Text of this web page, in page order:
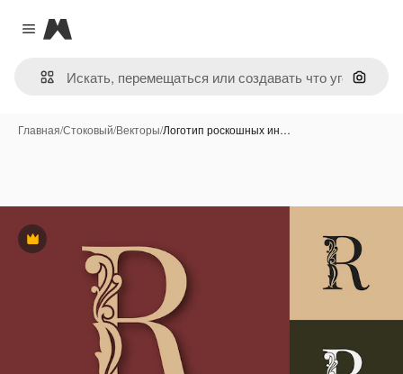
Close menu
Magnific
Поиск
Главная/Стоковый/Векторы/Логотип роскошных ин…
Премиум